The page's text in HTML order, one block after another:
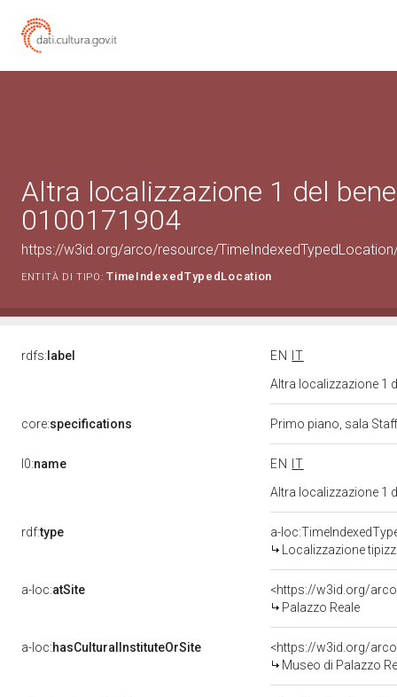
Altra localizzazione 1 del
0100171904
https://w3id.org/arco/resource/
ENTITÀ DI TIPO: TimeIndexedTypedLocation
rdfs: label EN
IT
Altra localizzazione 1
core:specifications Primo piano, sala
l0:name EN
IT
Altra localizzazione 1
rdf:type
a-
Localizzazione
a-loc:atSite
<https://w3id.org/
Palazzo Reale
a-loc:hasCulturalInstituteOrSite
<https://w3id.org/
Museo di Palazzo